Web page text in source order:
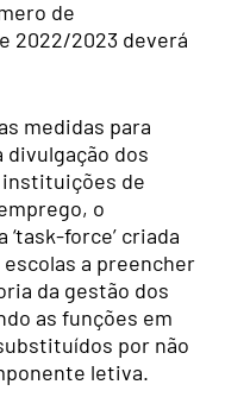
de
2022/2023 deverá
medidas para
dos
instituições de
o
force’ criada
escolas a preencher
da gestão dos
as funções em
por não
letiva.